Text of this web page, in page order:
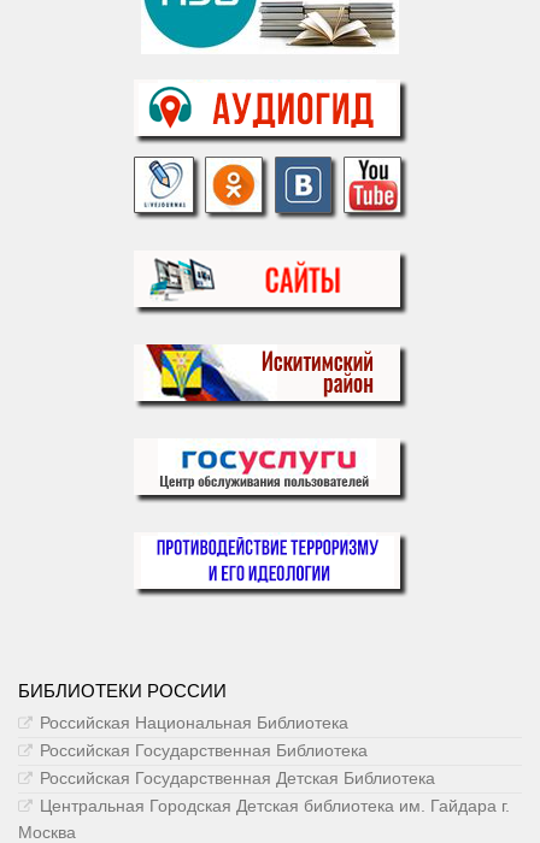
БИБЛИОТЕКИ РОССИИ
Российская Национальная Библиотека
Российская Государственная Библиотека
Российская Государственная Детская Библиотека
Центральная Городская Детская библиотека им. Гайдара г.
Москва